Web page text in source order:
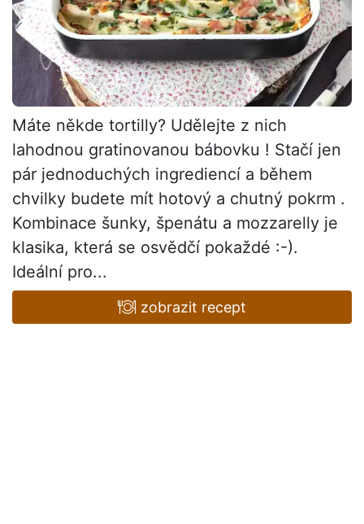
Máte někde tortilly? Udělejte z nich
lahodnou gratinovanou bábovku ! Stačí jen
pár jednoduchých ingrediencí a během
chvilky budete mít hotový a chutný pokrm .
Kombinace šunky, špenátu a mozzarelly je
klasika, která se osvědčí pokaždé :-).
Ideální pro...
zobrazit recept